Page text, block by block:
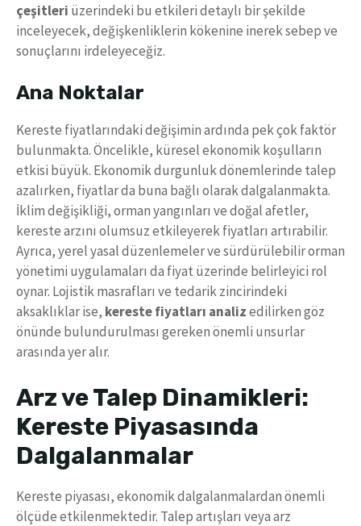
çeşitleri üzerindeki bu etkileri detaylı bir şekilde
inceleyecek, değişkenliklerin kökenine inerek sebep ve
sonuçlarını irdeleyeceğiz.
Ana Noktalar
Kereste fiyatlarındaki değişimin ardında pek çok faktör
bulunmakta. Öncelikle, küresel ekonomik koşulların
etkisi büyük. Ekonomik durgunluk dönemlerinde talep
azalırken, fiyatlar da buna bağlı olarak dalgalanmakta.
İklim değişikliği, orman yangınları ve doğal afetler,
kereste arzını olumsuz etkileyerek fiyatları artırabilir.
Ayrıca, yerel yasal düzenlemeler ve sürdürülebilir orman
yönetimi uygulamaları da fiyat üzerinde belirleyici rol
oynar. Lojistik masrafları ve tedarik zincirindeki
aksaklıklar ise, kereste fiyatları analizedilirken göz
önünde bulundurulması gereken önemli unsurlar
arasında yer alır.
Arz ve Talep Dinamikleri:
Kereste Piyasasında
Dalgalanmalar
Kereste piyasası, ekonomik dalgalanmalardan önemli
ölçüde etkilenmektedir. Talep artışları veya arz